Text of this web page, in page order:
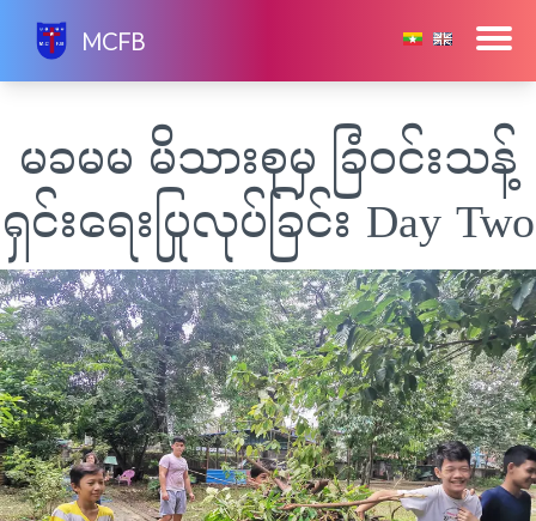
content
MCFB
မခမမ ​မိသားစုမှ ခြံဝင်းသန့်
ရှင်းရေးပြုလုပ်ခြင်း Day Two